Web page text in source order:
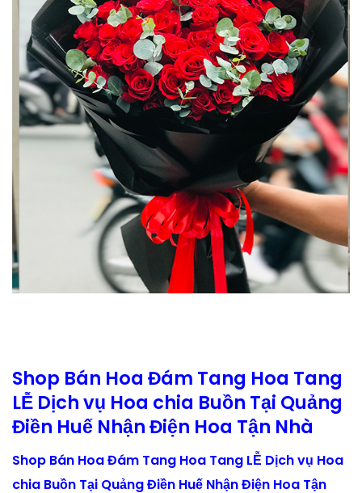
Shop Bán Hoa Đám Tang Hoa Tang
LỄ Dịch vụ Hoa chia Buồn Tại Quảng
Điền Huế Nhận Điện Hoa Tận Nhà
Shop Bán Hoa Đám Tang Hoa Tang LỄ Dịch vụ Hoa
chia Buồn Tại Quảng Điền Huế Nhận Điện Hoa Tận